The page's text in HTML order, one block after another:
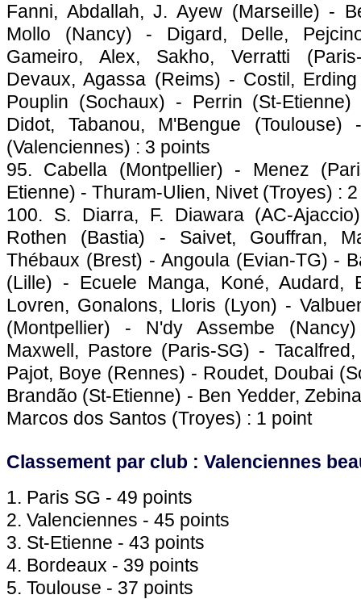
Fanni, Abdallah, J. Ayew (Marseille) -
Mollo (Nancy) - Digard, Delle,
Gameiro, Alex, Sakho, Verratti (Paris
Devaux, Agassa (Reims) - Costil,
Pouplin (Sochaux) - Perrin (St-Etienne)
Didot, Tabanou, M'Bengue (Toulouse) -
(Valenciennes) : 3 points
95. Cabella (Montpellier) - Menez (
Etienne) - Thuram-Ulien, Nivet (Troyes) :
100. S. Diarra, F. Diawara (AC-Ajaccio
Rothen (Bastia) - Saivet, Gouffran,
Thébaux (Brest) - Angoula (Evian-TG) -
(Lille) - Ecuele Manga, Koné, Audard,
Lovren, Gonalons, Lloris (Lyon) -
(Montpellier) - N'dy Assembe
Maxwell, Pastore (Paris-SG) -
Pajot, Boye (Rennes) - Roudet, Doubai (
Brandão (St-Etienne) - Ben Yedder,
Marcos dos Santos (Troyes) : 1 point
Classement par club : Valenciennes
1. Paris SG - 49 points
2. Valenciennes - 45 points
3. St-Etienne - 43 points
4. Bordeaux - 39 points
5. Toulouse - 37 points